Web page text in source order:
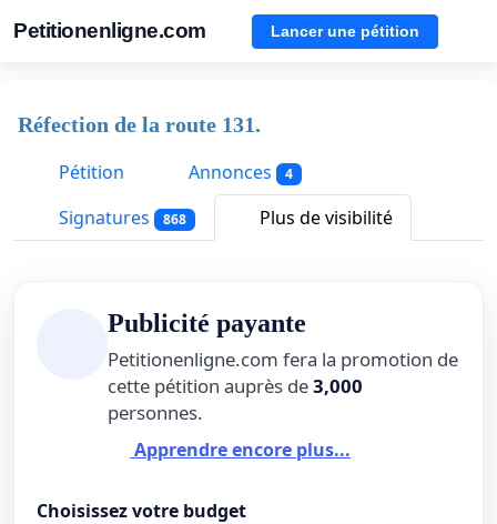
Petitionenligne.com Lancer une pétition
Réfection de la route 131.
Pétition
Annonces 4
Signatures 868 Plus de visibilité
Publicité payante
Petitionenligne.com fera la promotion de
cette pétition auprès de3,000
personnes.
Apprendre encore plus...
Choisissez votre budget